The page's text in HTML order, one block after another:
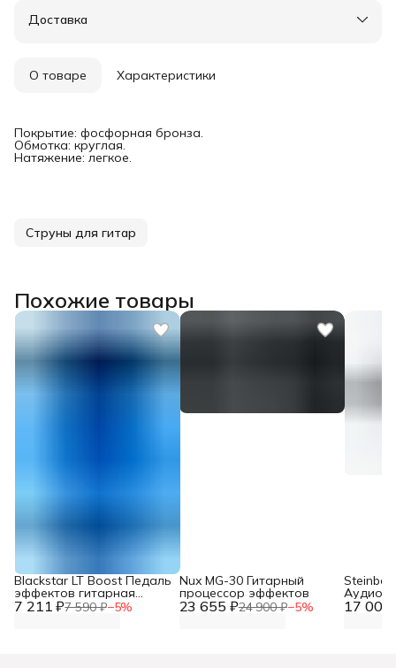
Удобный возврат
Доставка
О товаре Характеристики
Покрытие: фосфорная бронза.
Обмотка: круглая.
Натяжение: легкое.
Струны для гитар
Похожие товары
7 211 ₽7 590 ₽−5%
Blackstar LT Boost Педаль
эффектов гитарная
бустер 23 655 ₽24 900 ₽−5%
Nux MG-30 Гитарный
процессор эффектов
17 000
Аудио